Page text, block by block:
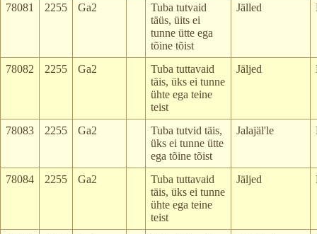
78081 2255 Ga2
Tuba tutvaid
täüs, üits ei
tunne ütte ega
tõine tõist
Jälled
78082 2255 Ga2
Tuba tuttavaid
täis, üks ei tunne
ühte ega teine
teist
Jäljed
78083 2255 Ga2
Tuba tutvid täis,
üks ei tunne ütte
ega tõine tõist
Jalajäl'le
78084 2255 Ga2
Tuba tuttavaid
täis, üks ei tunne
ühte ega teine
teist
Jäljed